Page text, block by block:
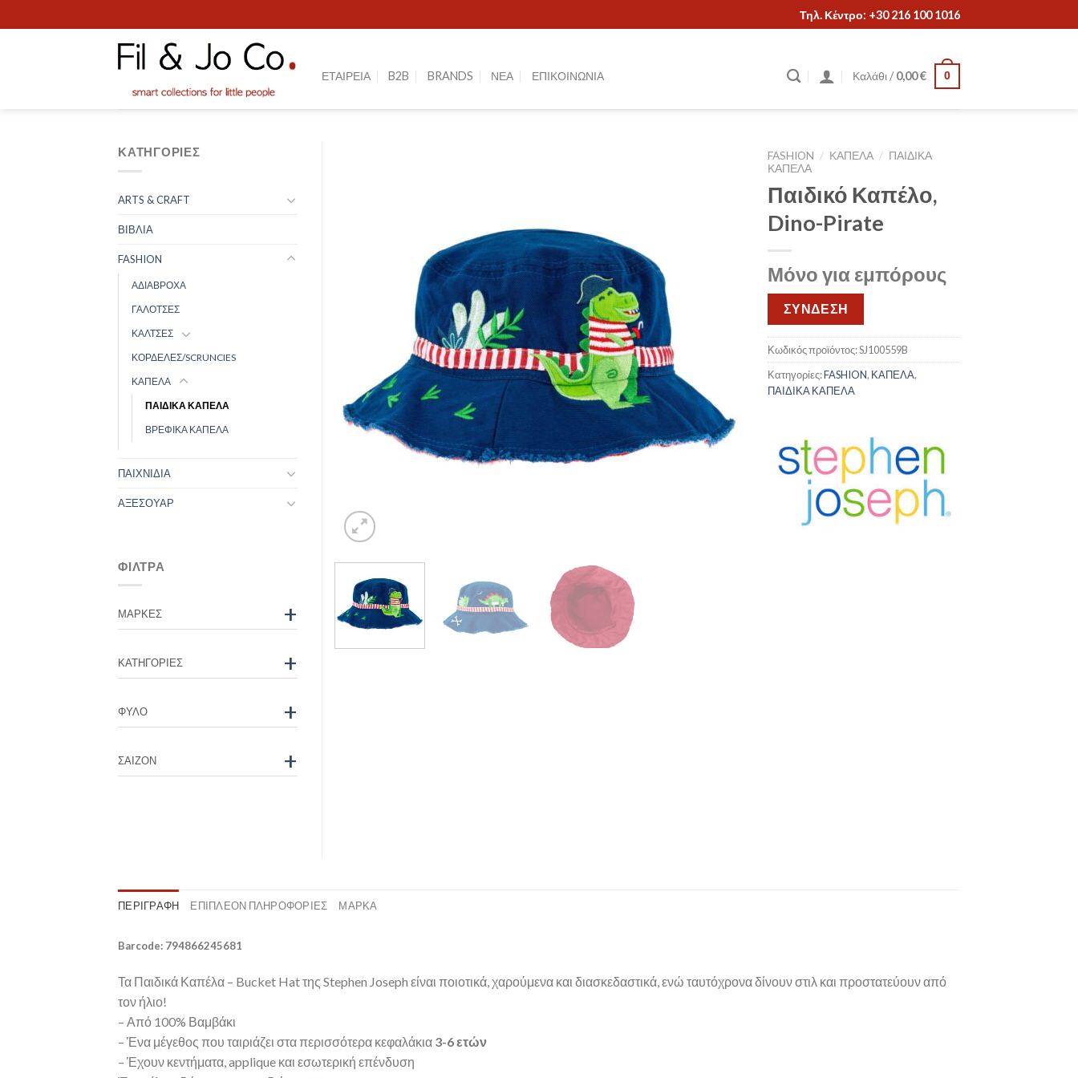
to
Τηλ. Κέντρο: +30 216 100 1016
ΕΤΑΙΡΕΙΑ B2B BRANDS ΝΕΑ ΕΠΙΚΟΙΝΩΝΙΑ Καλάθι /0,00€ 0
FASHION / ΚΑΠΕΛΑ / ΠΑΙΔΙΚΑ
ΚΑΠΕΛΑ
Παιδικό Καπέλο,
Dino-Pirate
Μόνο για εμπόρους
ΣΥΝΔΕΣΗ
Κωδικός προϊόντος:SJ100559B
Κατηγορίες:FASHION, ΚΑΠΕΛΑ,
ΠΑΙΔΙΚΑ ΚΑΠΕΛΑ
ΚΑΤΗΓΟΡΊΕΣ
ARTS & CRAFT
ΒΙΒΛΙΑ
FASHION
ΑΔΙΑΒΡΟΧΑ
ΓΑΛΟΤΣΕΣ
ΚΑΛΤΣΕΣ
ΚΟΡΔΕΛΕΣ/SCRUNCIES
ΚΑΠΕΛΑ
ΠΑΙΔΙΚΑ ΚΑΠΕΛΑ
ΒΡΕΦΙΚΑ ΚΑΠΕΛΑ
ΠΑΙΧΝΙΔΙΑ
ΑΞΕΣΟΥΑΡ
ΦΊΛΤΡΑ
ΜΆΡΚΕΣ +
ΚΑΤΗΓΟΡΊΕΣ +
ΦΎΛΟ +
ΣΑΙΖΌΝ +
ΠΕΡΙΓΡΑΦΉ ΕΠΙΠΛΈΟΝ ΠΛΗΡΟΦΟΡΊΕΣ ΜΆΡΚΑ
Barcode: 794866245681
Τα Παιδικά Καπέλα – Bucket Hat της Stephen Joseph είναι ποιοτικά, χαρούμενα και διασκεδαστικά, ενώ ταυτόχρονα δίνουν στιλ και προστατεύουν από
τον ήλιο!
– Από 100% Βαμβάκι
– Ένα μέγεθος που ταιριάζει στα περισσότερα κεφαλάκια 3-6 ετών
– Έχουν κεντήματα, applique και εσωτερική επένδυση